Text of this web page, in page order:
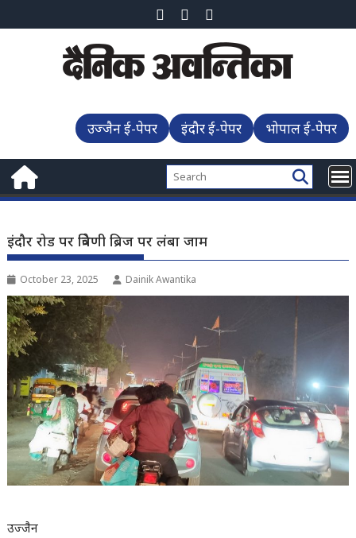
to
उज्जैन ई-पेपर इंदौर ई-पेपर भोपाल ई-पेपर
इंदौर रोड पर त्रिवेणी ब्रिज पर लंबा जाम
October 23, 2025 Dainik Awantika
उज्जैन